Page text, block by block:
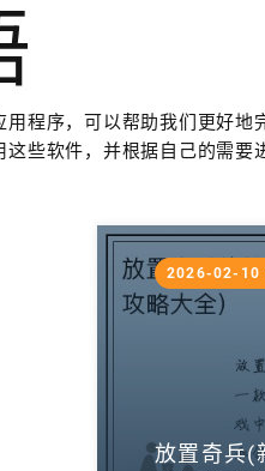
程序，可以帮助我们更好地
些软件，并根据自己的需要
放置奇兵(
2026-02-10